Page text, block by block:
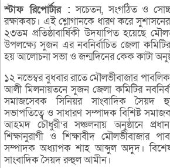
স্টাফরিপোর্টার : সচেতন, সংগঠিত ও
রক্ষাকবচ। এই শ্লোগানকে ধারণ করে
২৩তম প্রতিষ্ঠাবার্ষিকী উদযাপিত হয়েছে
উপলক্ষ্যে সুজন এর নবনির্বাচিত জেলা
হয় আলোচনা সভা ও জন্মদিনের কেক কাটা
১২ নভেম্বর বুধবার রাতে মৌলভীবাজার
আলী মিলনায়তনে সুজন জেলা কমিটির
সমাজসেবক সিনিয়র সাংবাদিক সৈয়দ
সভাপতিত্বে ও সাধারণ সম্পাদক বিশিষ্ট
আহমদ চৌধুরী’র সঞ্চলনায় অনুষ্ঠানে
শিক্ষানুরাগী ও শিক্ষাবীদ মৌলভীবাজার
সম্পাদক অধ্যাপক শাহ আব্দুল অদুদ।
সাংবাদিক সৈয়দ রুহুল আমীন।